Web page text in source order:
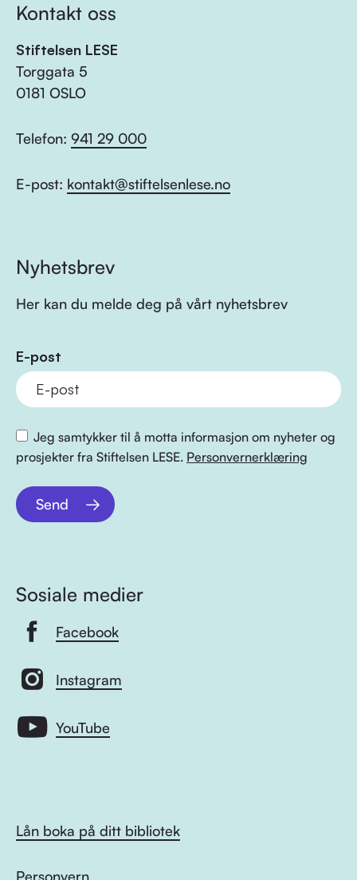
Kontakt oss
Stiftelsen LESE
Torggata 5
0181 OSLO
Telefon: 941 29 000
E-post: kontakt@stiftelsenlese.no
Nyhetsbrev
Her kan du melde deg på vårt nyhetsbrev
E-post
Jeg samtykker til å motta informasjon om nyheter og
prosjekter fra Stiftelsen LESE. Personvernerklæring
Send
Sosiale medier
Facebook
Instagram
YouTube
Lån boka på ditt bibliotek
Personvern